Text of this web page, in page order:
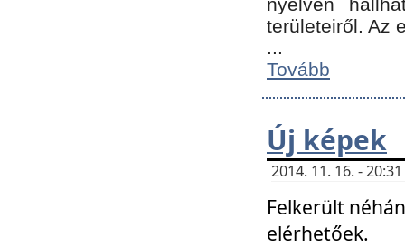
területeiről. Az
...
Tovább
Új képek
2014. 11. 16. -
Felkerült
elérhetőek.